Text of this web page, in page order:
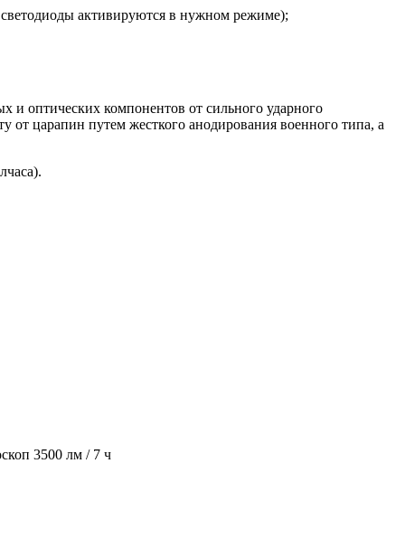
светодиоды активируются в нужном режиме);
и оптических компонентов от сильного ударного
от царапин путем жесткого анодирования военного типа, а
3500 лм / 7 ч